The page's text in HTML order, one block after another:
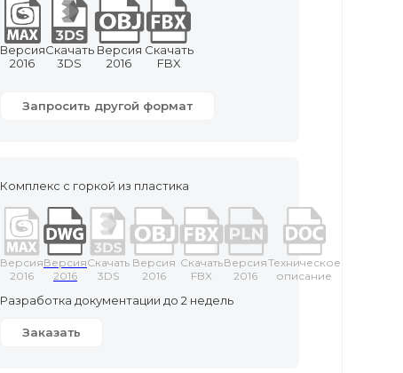
Версия
2016
Скачать
3DS
Версия
2016
Скачать
FBX
Запросить другой формат
Комплекс с горкой из пластика
Версия
2016
Версия
2016
Скачать
3DS
Версия
2016
Скачать
FBX
Версия
2016
Техническое
описание
Разработка документации до 2 недель
Заказать